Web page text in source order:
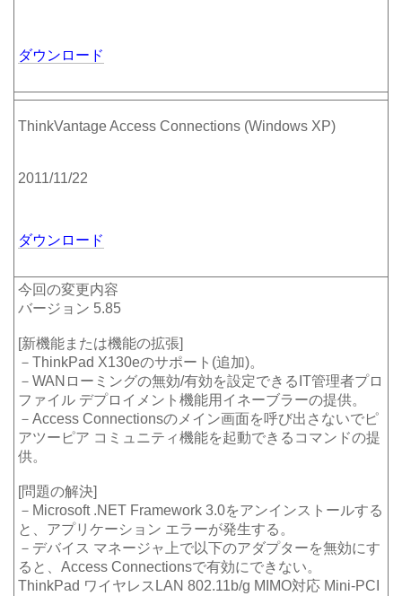
ダウンロード
ThinkVantage Access Connections (Windows XP)
2011/11/22
ダウンロード
今回の変更内容
バージョン 5.85
[新機能または機能の拡張]
－ThinkPad X130eのサポート(追加)。
－WANローミングの無効/有効を設定できるIT管理者プロ
ファイル デプロイメント機能用イネーブラーの提供。
－Access Connectionsのメイン画面を呼び出さないでピ
アツーピア コミュニティ機能を起動できるコマンドの提
供。
[問題の解決]
－Microsoft .NET Framework 3.0をアンインストールする
と、アプリケーション エラーが発生する。
－デバイス マネージャ上で以下のアダプターを無効にす
ると、Access Connectionsで有効にできない。
ThinkPad ワイヤレスLAN 802.11b/g MIMO対応 Mini-PCI